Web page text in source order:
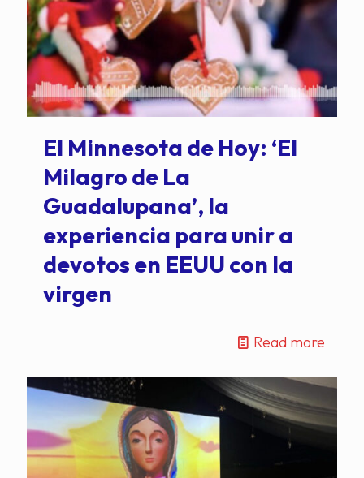
El Minnesota de Hoy: ‘El
Milagro de La
Guadalupana’, la
experiencia para unir a
devotos en EEUU con la
virgen
Read more